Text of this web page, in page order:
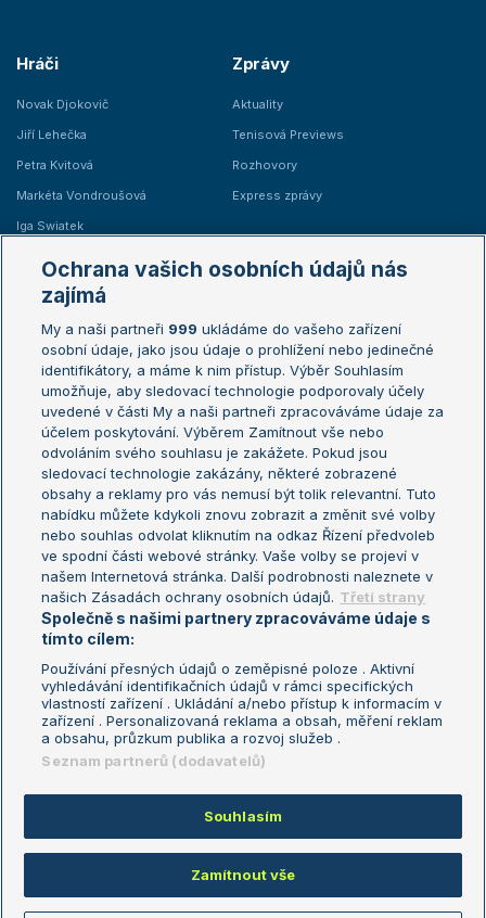
Hráči
Novak Djokovič
Jiří Lehečka
Petra Kvitová
Markéta Vondroušová
Iga Swiatek
Zprávy
Aktuality
Tenisová Previews
Rozhovory
Express zprávy
Žebříčky
Žebříček ATP (muži)
Žebříček WTA (ženy)
Sázkařský žebříček
Australian Open
French Open
Wimbledon
US Open
Turnaj mistrů
Turnaj mistryň
Aktualní trendy
Fotbalové přestupy
Livesport Daily
LS Prague Open
Podmínky užití
Nastavení soukromí
GDPR a žurnalistika
Reklama
Kontakt
Informace o zpracování osobních
údajů
Copyright © 2008-2026 TenisPortal.cz. Využíváme zpravodajství ČTK.
Ochrana vašich osobních údajů nás
zajímá
My a naši partneři 999 ukládáme do vašeho zařízení
osobní údaje, jako jsou údaje o prohlížení nebo jedinečné
identifikátory, a máme k nim přístup. Výběr Souhlasím
umožňuje, aby sledovací technologie podporovaly účely
uvedené v části My a naši partneři zpracováváme údaje za
účelem poskytování. Výběrem Zamítnout vše nebo
odvoláním svého souhlasu je zakážete. Pokud jsou
sledovací technologie zakázány, některé zobrazené
obsahy a reklamy pro vás nemusí být tolik relevantní. Tuto
nabídku můžete kdykoli znovu zobrazit a změnit své volby
nebo souhlas odvolat kliknutím na odkaz Řízení předvoleb
ve spodní části webové stránky. Vaše volby se projeví v
našem Internetová stránka. Další podrobnosti naleznete v
našich Zásadách ochrany osobních údajů. Třetí strany
Společně s našimi partnery zpracováváme údaje s
tímto cílem:
Používání přesných údajů o zeměpisné poloze . Aktivní
vyhledávání identifikačních údajů v rámci specifických
vlastností zařízení . Ukládání a/nebo přístup k informacím v
zařízení . Personalizovaná reklama a obsah, měření reklam
a obsahu, průzkum publika a rozvoj služeb .
Seznam partnerů (dodavatelů)
Souhlasím
Zamítnout vše